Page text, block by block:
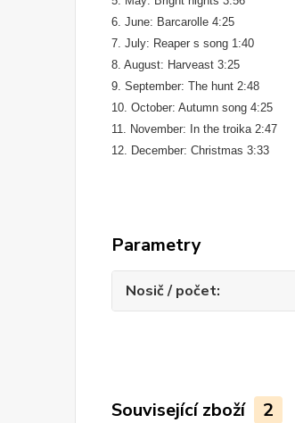
6. June: Barcarolle 4:25
7. July: Reaper s song 1:40
8. August: Harveast 3:25
9. September: The hunt 2:48
10. October: Autumn song 4:25
11. November: In the troika 2:47
12. December: Christmas 3:33
Parametry
Nosič / počet
Související zboží 2